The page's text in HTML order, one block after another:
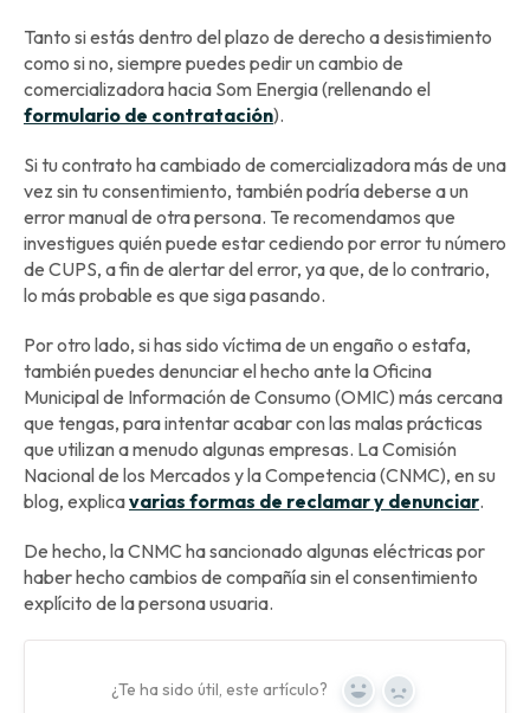
Tanto si estás dentro del plazo de derecho a desistimiento
como si no, siempre puedes pedir un cambio de
comercializadora hacia Som Energia (rellenando el
formulario de contratación).
Si tu contrato ha cambiado de comercializadora más de una
vez sin tu consentimiento, también podría deberse a un
error manual de otra persona. Te recomendamos que
investigues quién puede estar cediendo por error tu número
de CUPS, a fin de alertar del error, ya que, de lo contrario,
lo más probable es que siga pasando.
Por otro lado, si has sido víctima de un engaño o estafa,
también puedes denunciar el hecho ante la Oficina
Municipal de Información de Consumo (OMIC) más cercana
que tengas, para intentar acabar con las malas prácticas
que utilizan a menudo algunas empresas. La Comisión
Nacional de los Mercados y la Competencia (CNMC), en su
blog, explicavarias formas de reclamar y denunciar.
De hecho, la CNMC ha sancionado algunas eléctricas por
haber hecho cambios de compañía sin el consentimiento
explícito de la persona usuaria.
¿Te ha sido útil, este artículo? Yes No